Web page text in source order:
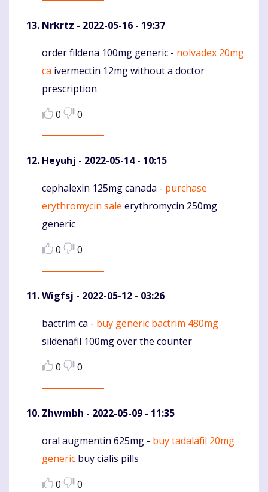
Nrkrtz - 2022-05-16 - 19:37
Komentaras
order fildena 100mg generic - nolvadex 20mg
ca ivermectin 12mg without a doctor
prescription
0
0
Heyuhj - 2022-05-14 - 10:15
Komentaras
cephalexin 125mg canada - purchase
erythromycin sale erythromycin 250mg
generic
0
0
Wigfsj - 2022-05-12 - 03:26
Komentaras
bactrim ca - buy generic bactrim 480mg
sildenafil 100mg over the counter
0
0
Zhwmbh - 2022-05-09 - 11:35
Komentaras
oral augmentin 625mg - buy tadalafil 20mg
generic buy cialis pills
0
0